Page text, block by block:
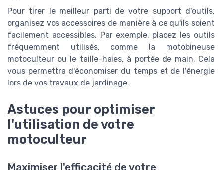
Pour tirer le meilleur parti de votre support d'outils,
organisez vos accessoires de manière à ce qu'ils soient
facilement accessibles. Par exemple, placez les outils
fréquemment utilisés, comme la motobineuse
motoculteur ou le taille-haies, à portée de main. Cela
vous permettra d'économiser du temps et de l'énergie
lors de vos travaux de jardinage.
Astuces pour optimiser
l'utilisation de votre
motoculteur
Maximiser l'efficacité de votre